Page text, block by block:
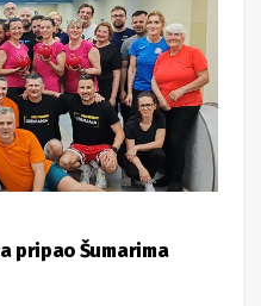
pripao Šumarima